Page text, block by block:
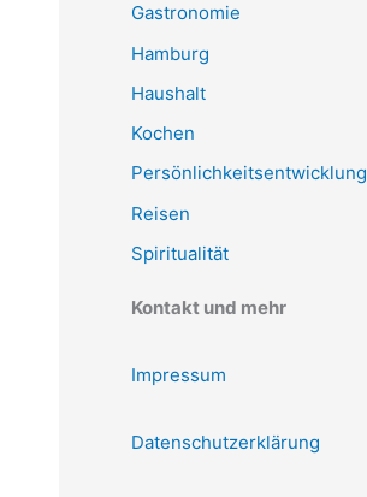
Gastronomie
Hamburg
Haushalt
Kochen
Persönlichkeitsentwicklung
Reisen
Spiritualität
Kontakt und mehr
Impressum
Datenschutzerklärung